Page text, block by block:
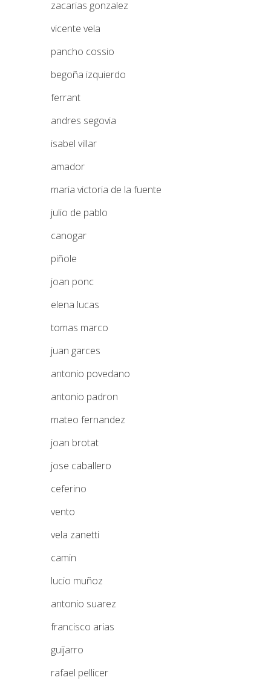
zacarias gonzalez
vicente vela
pancho cossio
begoña izquierdo
ferrant
andres segovia
isabel villar
amador
maria victoria de la fuente
julio de pablo
canogar
piñole
joan ponc
elena lucas
tomas marco
juan garces
antonio povedano
antonio padron
mateo fernandez
joan brotat
jose caballero
ceferino
vento
vela zanetti
camin
lucio muñoz
antonio suarez
francisco arias
guijarro
rafael pellicer